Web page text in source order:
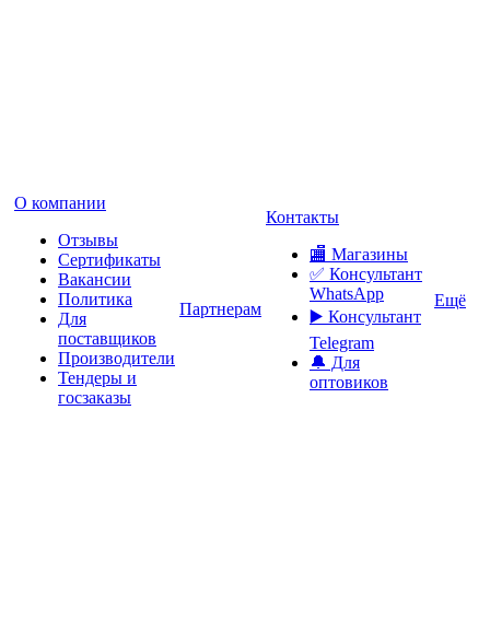
О компании
Отзывы
Сертификаты
Вакансии
Политика
Для
поставщиков
Производители
Тендеры и
госзаказы
Партнерам
Контакты
🏬 Магазины
✅️ Консультант
WhatsApp
▶️ Консультант
Telegram
🔔 Для
оптовиков
Ещё